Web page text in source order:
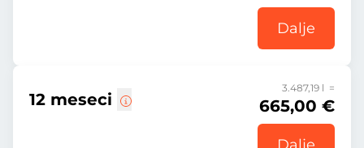
Dalje
12 meseci
3.487,19 l =
665,00 €